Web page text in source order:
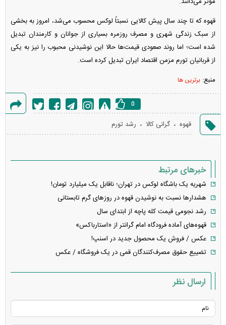
قهوه که تا چند سال پیش کالایی نسبتاً لوکس محسوب می‌شد، امروز به بخشی
از سبک زندگی شهری و مصرف روزمره بسیاری از جوانان و کارمندان تبدیل
شده است؛ اما روند صعودی قیمت‌ها حالا این نوشیدنی محبوب را نیز به یکی
از قربانیان تورم مزمن اقتصاد ایران تبدیل کرده است.
منبع: برترین ها
خطا
0
قهوه ، گرانی کالا ، رشد تورم
خبرهای مرتبط
شهریه یک باشگاه لوکس در تهران؛ ناقابل یک میلیارد تومان!
هشدار‌ها نسبت به نوشیدن قهوه در روز‌های گرم تابستانی
رشد نجومی قیمت کله پاچه از ابتدای سال
قهوه‌های آماده فرودگاه امام گرانتر از «استارباکس»
عکس / فروش یک محصول جدید در اسنپ!
تضییع حقوق مصرف‌کنندگان قمی در یک فروشگاه / عکس
ارسال نظر